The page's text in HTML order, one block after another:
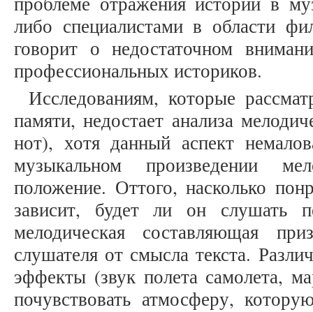
либо специалистами в области
говорит о недостаточном
профессиональных историков.
Исследованиям, которые
памяти, недостает анализа
нот), хотя данный аспект
музыкальном произведении
положение. Оттого, насколько
зависит, будет ли он слушать
мелодическая составляющая
слушателя от смысла текста.
эффекты (звук полета самолета,
почувствовать атмосферу,